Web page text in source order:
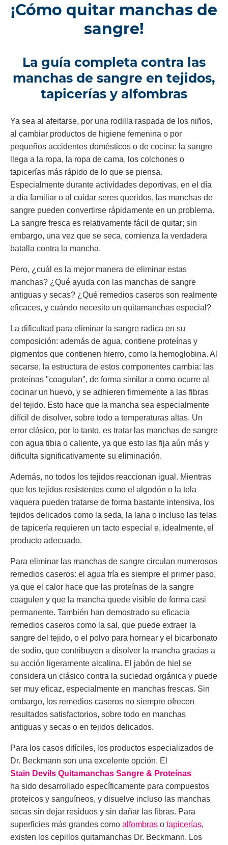
¡Cómo quitar manchas de
sangre!
La guía completa contra las
manchas de sangre en tejidos,
tapicerías y alfombras
Ya sea al afeitarse, por una rodilla raspada de los niños,
al cambiar productos de higiene femenina o por
pequeños accidentes domésticos o de cocina: la sangre
llega a la ropa, la ropa de cama, los colchones o
tapicerías más rápido de lo que se piensa.
Especialmente durante actividades deportivas, en el día
a día familiar o al cuidar seres queridos, las manchas de
sangre pueden convertirse rápidamente en un problema.
La sangre fresca es relativamente fácil de quitar; sin
embargo, una vez que se seca, comienza la verdadera
batalla contra la mancha.
Pero, ¿cuál es la mejor manera de eliminar estas
manchas? ¿Qué ayuda con las manchas de sangre
antiguas y secas? ¿Qué remedios caseros son realmente
eficaces, y cuándo necesito un quitamanchas especial?
La dificultad para eliminar la sangre radica en su
composición: además de agua, contiene proteínas y
pigmentos que contienen hierro, como la hemoglobina. Al
secarse, la estructura de estos componentes cambia: las
proteínas "coagulan", de forma similar a como ocurre al
cocinar un huevo, y se adhieren firmemente a las fibras
del tejido. Esto hace que la mancha sea especialmente
difícil de disolver, sobre todo a temperaturas altas. Un
error clásico, por lo tanto, es tratar las manchas de sangre
con agua tibia o caliente, ya que esto las fija aún más y
dificulta significativamente su eliminación.
Además, no todos los tejidos reaccionan igual. Mientras
que los tejidos resistentes como el algodón o la tela
vaquera pueden tratarse de forma bastante intensiva, los
tejidos delicados como la seda, la lana o incluso las telas
de tapicería requieren un tacto especial e, idealmente, el
producto adecuado.
Para eliminar las manchas de sangre circulan numerosos
remedios caseros: el agua fría es siempre el primer paso,
ya que el calor hace que las proteínas de la sangre
coagulen y que la mancha quede visible de forma casi
permanente. También han demostrado su eficacia
remedios caseros como la sal, que puede extraer la
sangre del tejido, o el polvo para hornear y el bicarbonato
de sodio, que contribuyen a disolver la mancha gracias a
su acción ligeramente alcalina. El jabón de hiel se
considera un clásico contra la suciedad orgánica y puede
ser muy eficaz, especialmente en manchas frescas. Sin
embargo, los remedios caseros no siempre ofrecen
resultados satisfactorios, sobre todo en manchas
antiguas y secas o en tejidos delicados.
Para los casos difíciles, los productos especializados de
Dr. Beckmann son una excelente opción. El
Stain Devils Quitamanchas Sangre & Proteínas
ha sido desarrollado específicamente para compuestos
proteicos y sanguíneos, y disuelve incluso las manchas
secas sin dejar residuos y sin dañar las fibras. Para
superficies más grandes como alfombras o tapicerías,
existen los cepillos quitamanchas Dr. Beckmann. Los